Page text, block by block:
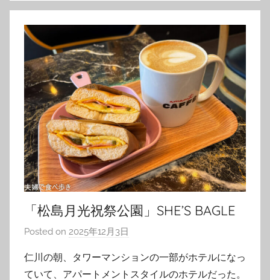
「松島月光祝祭公園」SHE’S BAGLE
Posted on 2025年12月3日
T
仁川の朝、タワーマンションの一部がホテルになっ
ていて、アパートメントスタイルのホテルだった。